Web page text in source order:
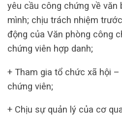
yêu cầu công chứng về văn
mình; chịu trách nhiệm
động của Văn phòng công
chứng viên hợp danh;
+ Tham gia tổ chức xã hội
chứng viên;
+ Chịu sự quản lý của cơ